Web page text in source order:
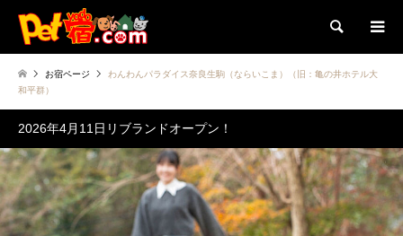
検索
お宿ページ
わんわんパラダイス奈良生駒（ならいこま）（旧：亀の井ホテル大
和平群）
2026年4月11日リブランドオープン！